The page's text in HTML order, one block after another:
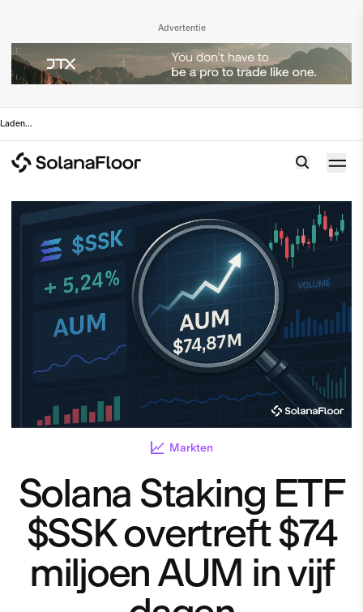
Advertentie
Laden...
Markten
Solana Staking ETF
$SSK overtreft $74
miljoen AUM in vijf